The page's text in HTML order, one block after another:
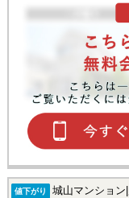
値下がり 城山マンション